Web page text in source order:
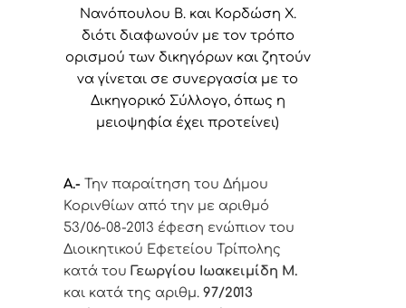
Νανόπουλου Β. και Κορδώση Χ.
διότι διαφωνούν με τον τρόπο
ορισμού των δικηγόρων και ζητούν
να γίνεται σε συνεργασία με το
Δικηγορικό Σύλλογο, όπως η
μειοψηφία έχει προτείνει)
Α.- Την παραίτηση του Δήμου
Κορινθίων από την με αριθμό
53/06-08-2013 έφεση ενώπιον του
Διοικητικού Εφετείου Τρίπολης
κατά του Γεωργίου Ιωακειμίδη Μ.
και κατά της αριθμ. 97/2013